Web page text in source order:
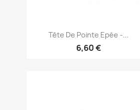
Aperçu rapide
Tête De Pointe Epée -...
6,60 €